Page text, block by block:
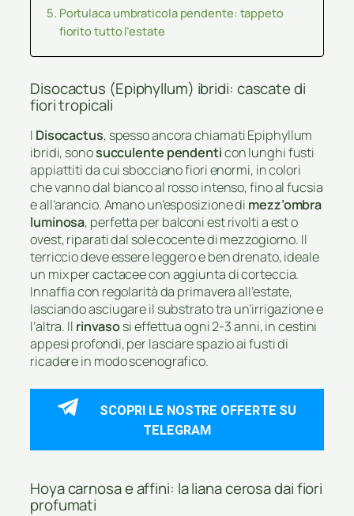
Portulaca umbraticola pendente: tappeto
fiorito tutto l’estate
Disocactus (Epiphyllum) ibridi: cascate di
fiori tropicali
I Disocactus, spesso ancora chiamati Epiphyllum
ibridi, sonosucculente pendenticon lunghi fusti
appiattiti da cui sbocciano fiori enormi, in colori
che vanno dal bianco al rosso intenso, fino al fucsia
e all’arancio. Amano un’esposizione di mezz’ombra
luminosa, perfetta per balconi est rivolti a est o
ovest, riparati dal sole cocente di mezzogiorno. Il
terriccio deve essere leggero e ben drenato, ideale
un mix per cactacee con aggiunta di corteccia.
Innaffia con regolarità da primavera all’estate,
lasciando asciugare il substrato tra un’irrigazione e
l’altra. Il rinvasosi effettua ogni 2‑3 anni, in cestini
appesi profondi, per lasciare spazio ai fusti di
ricadere in modo scenografico.
SCOPRI LE NOSTRE OFFERTE SU
TELEGRAM
Hoya carnosa e affini: la liana cerosa dai fiori
profumati